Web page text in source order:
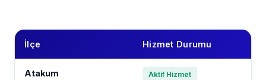
İlçe Hizmet Durumu
Atakum Aktif Hizmet